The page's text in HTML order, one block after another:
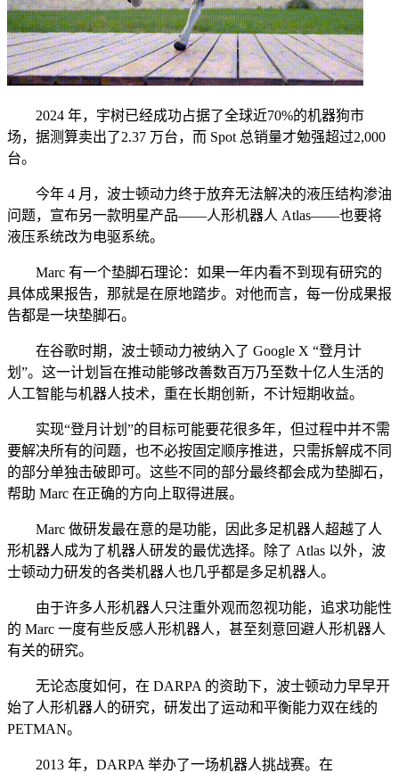
2024 年，宇树已经成功占据了全球近70%的机器狗市
场，据测算卖出了2.37 万台，而 Spot 总销量才勉强超过2,000
台。
今年 4 月，波士顿动力终于放弃无法解决的液压结构渗油
问题，宣布另一款明星产品——人形机器人 Atlas——也要将
液压系统改为电驱系统。
Marc 有一个垫脚石理论：如果一年内看不到现有研究的
具体成果报告，那就是在原地踏步。对他而言，每一份成果报
告都是一块垫脚石。
在谷歌时期，波士顿动力被纳入了 Google X “登月计
划”。这一计划旨在推动能够改善数百万乃至数十亿人生活的
人工智能与机器人技术，重在长期创新，不计短期收益。
实现“登月计划”的目标可能要花很多年，但过程中并不需
要解决所有的问题，也不必按固定顺序推进，只需拆解成不同
的部分单独击破即可。这些不同的部分最终都会成为垫脚石，
帮助 Marc 在正确的方向上取得进展。
Marc 做研发最在意的是功能，因此多足机器人超越了人
形机器人成为了机器人研发的最优选择。除了 Atlas 以外，波
士顿动力研发的各类机器人也几乎都是多足机器人。
由于许多人形机器人只注重外观而忽视功能，追求功能性
的 Marc 一度有些反感人形机器人，甚至刻意回避人形机器人
有关的研究。
无论态度如何，在 DARPA 的资助下，波士顿动力早早开
始了人形机器人的研究，研发出了运动和平衡能力双在线的
PETMAN。
2013 年，DARPA 举办了一场机器人挑战赛。在